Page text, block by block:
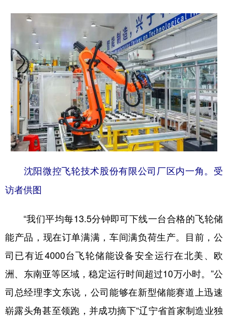
沈阳微控飞轮技术股份有限公司厂区内一角。受
访者供图
“我们平均每13.5分钟即可下线一台合格的飞轮储
能产品，现在订单满满，车间满负荷生产。目前，公
司已有近4000台飞轮储能设备安全运行在北美、欧
洲、东南亚等区域，稳定运行时间超过10万小时。”公
司总经理李文东说，公司能够在新型储能赛道上迅速
崭露头角甚至领跑，并成功摘下“辽宁省首家制造业独